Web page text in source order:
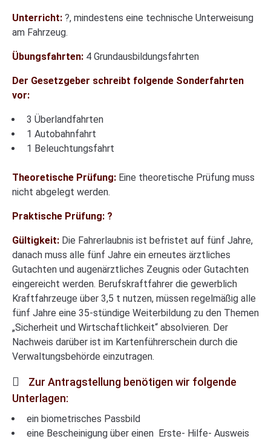
Unterricht: ?, mindestens eine technische Unterweisung
am Fahrzeug.
Übungsfahrten: 4 Grundausbildungsfahrten
Der Gesetzgeber schreibt folgende Sonderfahrten
vor:
3 Überlandfahrten
1 Autobahnfahrt
1 Beleuchtungsfahrt
Theoretische Prüfung: Eine theoretische Prüfung muss
nicht abgelegt werden.
Praktische Prüfung: ?
Gültigkeit: Die Fahrerlaubnis ist befristet auf fünf Jahre,
danach muss alle fünf Jahre ein erneutes ärztliches
Gutachten und augenärztliches Zeugnis oder Gutachten
eingereicht werden. Berufskraftfahrer die gewerblich
Kraftfahrzeuge über 3,5 t nutzen, müssen regelmäßig alle
fünf Jahre eine 35-stündige Weiterbildung zu den Themen
„Sicherheit und Wirtschaftlichkeit“ absolvieren. Der
Nachweis darüber ist im Kartenführerschein durch die
Verwaltungsbehörde einzutragen.
Zur Antragstellung benötigen wir folgende
Unterlagen:
ein biometrisches Passbild
eine Bescheinigung über einen Erste- Hilfe- Ausweis